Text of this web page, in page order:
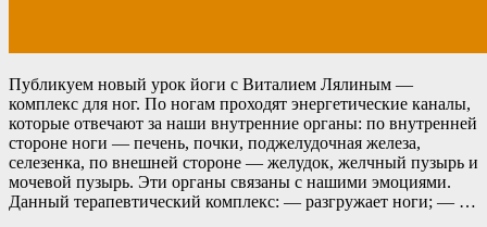
Публикуем новый урок йоги с Виталием Лялиным —
комплекс для ног. По ногам проходят энергетические каналы,
которые отвечают за наши внутренние органы: по внутренней
стороне ноги — печень, почки, поджелудочная железа,
селезенка, по внешней стороне — желудок, желчный пузырь и
мочевой пузырь. Эти органы связаны с нашими эмоциями.
Данный терапевтический комплекс: — разгружает ноги; — …